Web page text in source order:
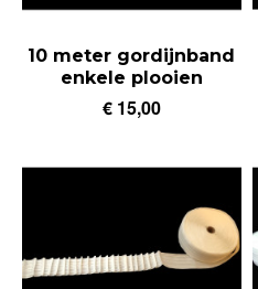
10 meter gordijnband
enkele plooien
€ 15,00